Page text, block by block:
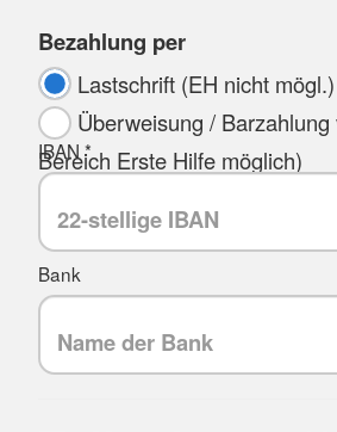
Bezahlung per
Lastschrift (EH nicht mögl.)
Überweisung /
Bereich Erste Hilfe möglich)
IBAN *
Bank